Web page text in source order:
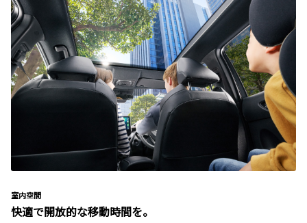
室内空間
快適で開放的な移動時間を。